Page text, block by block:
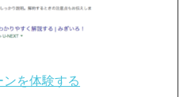
を体験する